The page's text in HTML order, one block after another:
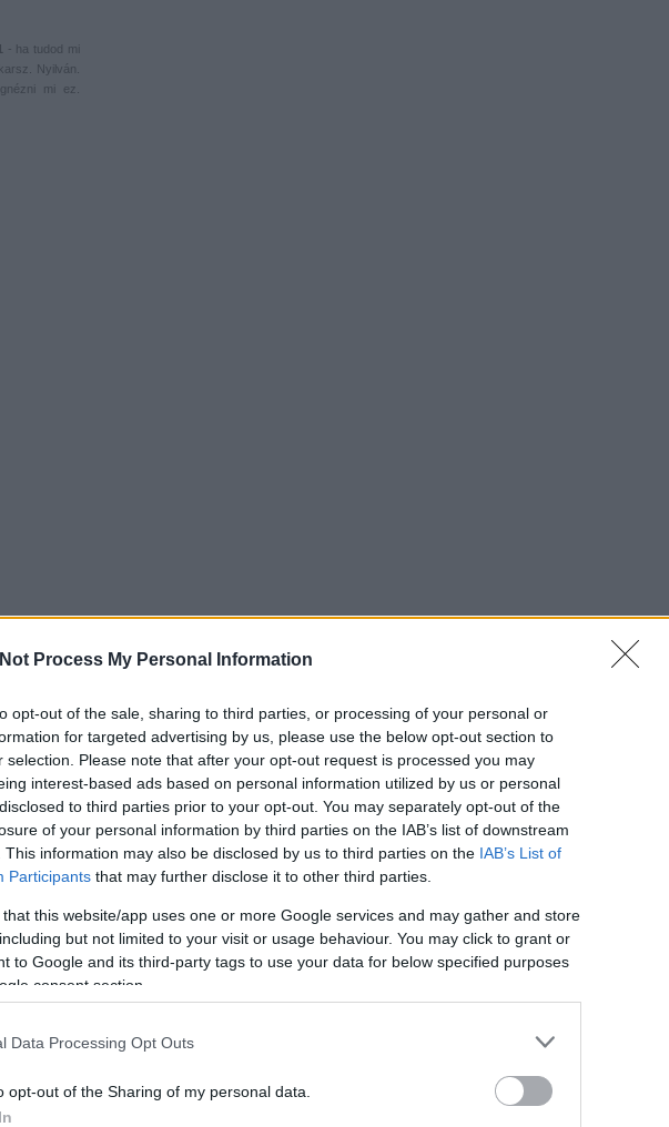
Process My Personal Information
opt-out of the sale, sharing to third parties, or processing of your personal or
for targeted advertising by us, please use the below opt-out section to
selection. Please note that after your opt-out request is processed you may
interest-based ads based on personal information utilized by us or personal
to third parties prior to your opt-out. You may separately opt-out of the
of your personal information by third parties on the IAB’s list of downstream
This information may also be disclosed by us to third parties on the IAB’s List of
Participants that may further disclose it to other third parties.
that this website/app uses one or more Google services and may gather and store
but not limited to your visit or usage behaviour. You may click to grant or
to Google and its third-party tags to use your data for below specified purposes
consent section.
Data Processing Opt Outs
opt-out of the Sharing of my personal data.
- ha tudod mi
Nyilván.
mi ez.
nem tudod
kattints!